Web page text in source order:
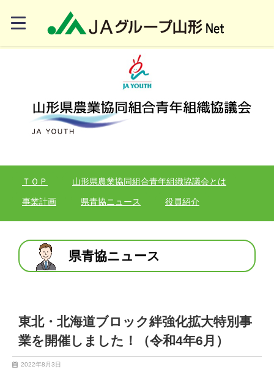
ＴＯＰ 山形県農業協同組合青年組織協議会とは
事業計画 県青協ニュース 役員紹介
県青協ニュース
東北・北海道ブロック絆強化拡大特別事
業を開催しました！（令和4年6月）
2022年8月3日